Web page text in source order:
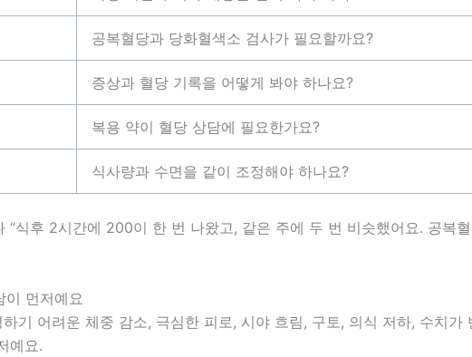
공복혈당과 당화혈색소 검사가 필요할까요?
증상과 혈당 기록을 어떻게 봐야 하나요?
복용 약이 혈당 상담에 필요한가요?
식사량과 수면을 같이 조정해야 하나요?
“식후 2시간에 200이 한 번 나왔고, 같은 주에 두 번 비슷했어요. 공복
이 먼저예요
기 어려운 체중 감소, 극심한 피로, 시야 흐림, 구토, 의식 저하, 수치
예요.